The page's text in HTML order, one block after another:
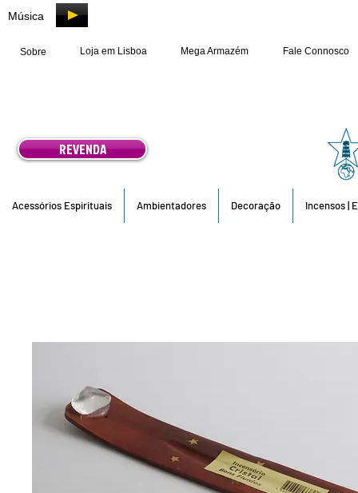
Música
Sobre Loja em Lisboa Mega Armazém Fale Connosco
REVENDA
Acessórios Espirituais Ambientadores Decoração Incensos |